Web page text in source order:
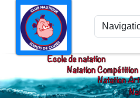
Panneau de gestion des cookies